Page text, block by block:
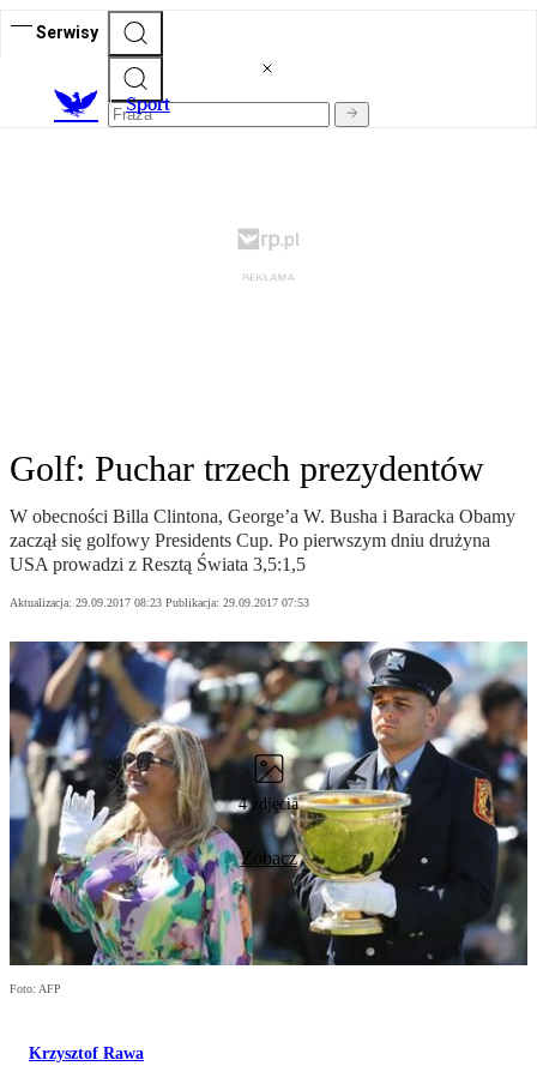
Serwisy
Sport
Golf: Puchar trzech prezydentów
W obecności Billa Clintona, George’a W. Busha i Baracka Obamy
zaczął się golfowy Presidents Cup. Po pierwszym dniu drużyna
USA prowadzi z Resztą Świata 3,5:1,5
Aktualizacja: 29.09.2017 08:23 Publikacja: 29.09.2017 07:53
4 zdjęcia
Zobacz
Foto: AFP
Krzysztof Rawa